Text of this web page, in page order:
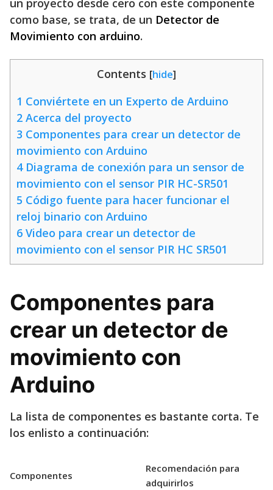
un proyecto desde cero con este componente
como base, se trata, de un Detector de
Movimiento con arduino.
Contents [hide]
1 Conviértete en un Experto de Arduino
2 Acerca del proyecto
3 Componentes para crear un detector de
movimiento con Arduino
4Diagrama de conexión para un sensor de
movimiento con el sensor PIR HC-SR501
5 Código fuente para hacer funcionar el
reloj binario con Arduino
6 Video para crear un detector de
movimiento con el sensor PIR HC SR501
Componentes para
crear un detector de
movimiento con
Arduino
La lista de componentes es bastante corta. Te
los enlisto a continuación:
Componentes
Recomendación para
adquirirlos